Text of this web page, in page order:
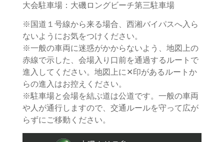
大会駐車場：大磯ロングビーチ第三駐車場
※国道１号線から来る場合、西湘バイパスへ入ら
ないようにお気をつけください。
※一般の車両に迷惑がかからないよう、地図上の
赤線で示した、会場入り口前を通過するルートで
進入してください。地図上に✕印があるルートか
らの進入はお控えください。
※駐車場と会場を結ぶ道は公道です。一般の車両
や人が通行しますので、交通ルールを守って広が
らずにご移動ください。